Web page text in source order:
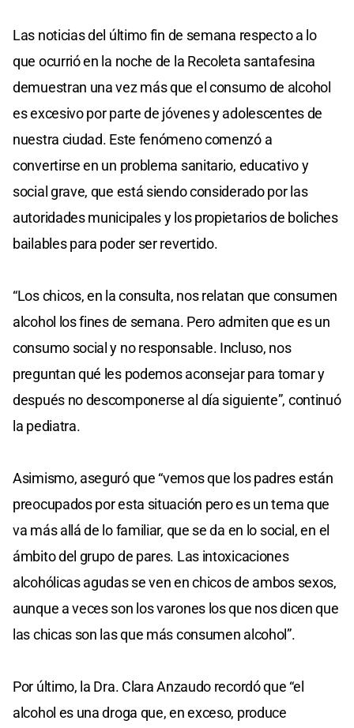
Las noticias del último fin de semana respecto a lo
que ocurrió en la noche de la Recoleta santafesina
demuestran una vez más que el consumo de alcohol
es excesivo por parte de jóvenes y adolescentes de
nuestra ciudad. Este fenómeno comenzó a
convertirse en un problema sanitario, educativo y
social grave, que está siendo considerado por las
autoridades municipales y los propietarios de boliches
bailables para poder ser revertido.
“Los chicos, en la consulta, nos relatan que consumen
alcohol los fines de semana. Pero admiten que es un
consumo social y no responsable. Incluso, nos
preguntan qué les podemos aconsejar para tomar y
después no descomponerse al día siguiente”, continuó
la pediatra.
Asimismo, aseguró que “vemos que los padres están
preocupados por esta situación pero es un tema que
va más allá de lo familiar, que se da en lo social, en el
ámbito del grupo de pares. Las intoxicaciones
alcohólicas agudas se ven en chicos de ambos sexos,
aunque a veces son los varones los que nos dicen que
las chicas son las que más consumen alcohol”.
Por último, la Dra. Clara Anzaudo recordó que “el
alcohol es una droga que, en exceso, produce